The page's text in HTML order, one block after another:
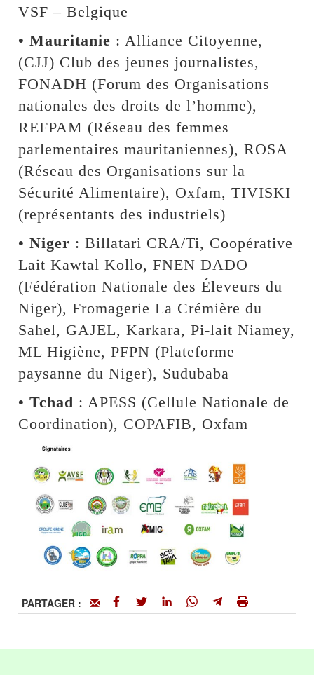
VSF – Belgique
• Mauritanie : Alliance Citoyenne,
(CJJ) Club des jeunes journalistes,
FONADH (Forum des Organisations
nationales des droits de l’homme),
REFPAM (Réseau des femmes
parlementaires mauritaniennes), ROSA
(Réseau des Organisations sur la
Sécurité Alimentaire), Oxfam, TIVISKI
(représentants des industriels)
• Niger : Billatari CRA/Ti, Coopérative
Lait Kawtal Kollo, FNEN DADO
(Fédération Nationale des Éleveurs du
Niger), Fromagerie La Crémière du
Sahel, GAJEL, Karkara, Pi-lait Niamey,
ML Higiène, PFPN (Plateforme
paysanne du Niger), Sudubaba
• Tchad : APESS (Cellule Nationale de
Coordination), COPAFIB, Oxfam
PARTAGER :